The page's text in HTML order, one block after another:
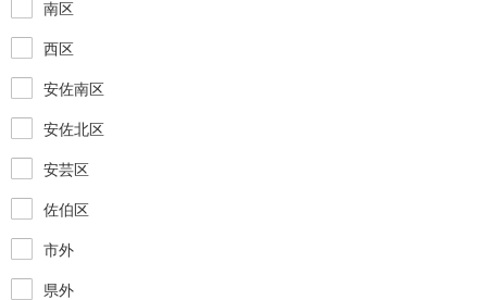
南区
西区
安佐南区
安佐北区
安芸区
佐伯区
市外
県外